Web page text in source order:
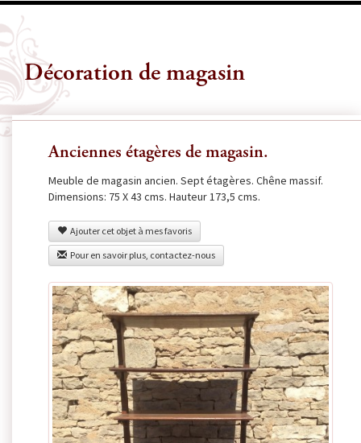
Décoration de magasin
Anciennes étagères de magasin.
Meuble de magasin ancien. Sept étagères. Chêne massif.
Dimensions: 75 X 43 cms. Hauteur 173,5 cms.
Ajouter cet objet à mes favoris
Pour en savoir plus, contactez-nous